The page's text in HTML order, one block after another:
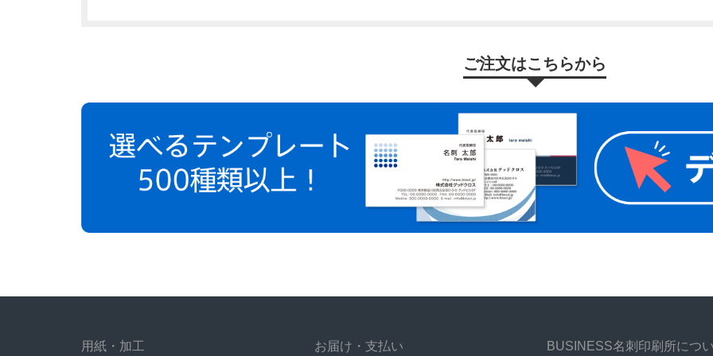
ご注文はこちらから
用紙・加工 お届け・支払い BUSINESS名刺印刷所につ